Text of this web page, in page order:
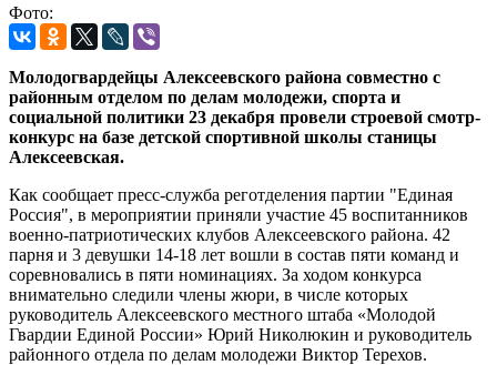
Фото:
Молодогвардейцы Алексеевского района совместно с
районным отделом по делам молодежи, спорта и
социальной политики 23 декабря провели строевой смотр-
конкурс на базе детской спортивной школы станицы
Алексеевская.
Как сообщает пресс-служба реготделения партии "Единая
Россия", в мероприятии приняли участие 45 воспитанников
военно-патриотических клубов Алексеевского района. 42
парня и 3 девушки 14-18 лет вошли в состав пяти команд и
соревновались в пяти номинациях. За ходом конкурса
внимательно следили члены жюри, в числе которых
руководитель Алексеевского местного штаба «Молодой
Гвардии Единой России» Юрий Николюкин и руководитель
районного отдела по делам молодежи Виктор Терехов.